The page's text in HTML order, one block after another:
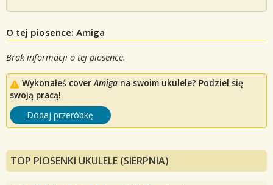
O tej piosence: Amiga
Brak informacji o tej piosence.
Wykonałeś coverAmiga na swoim ukulele? Podziel się
swoją pracą!
Dodaj przeróbkę
TOP PIOSENKI UKULELE (SIERPNIA)